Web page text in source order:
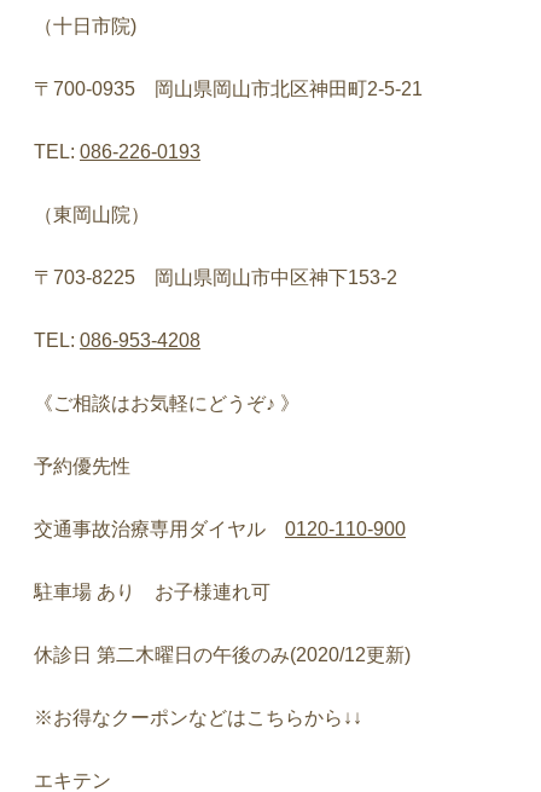
（十日市院)
〒 700-0935 岡山県岡山市北区神田町2-5-21
TEL: 086-226-0193
（東岡山院）
〒 703-8225 岡山県岡山市中区神下153-2
TEL: 086-953-4208
《ご相談はお気軽にどうぞ♪ 》
予約優先性
交通事故治療専用ダイヤル 0120-110-900
駐車場 あり お子様連れ可
休診日 第二木曜日の午後のみ(2020/12更新)
※お得なクーポンなどはこちらから ↓↓
エキテン